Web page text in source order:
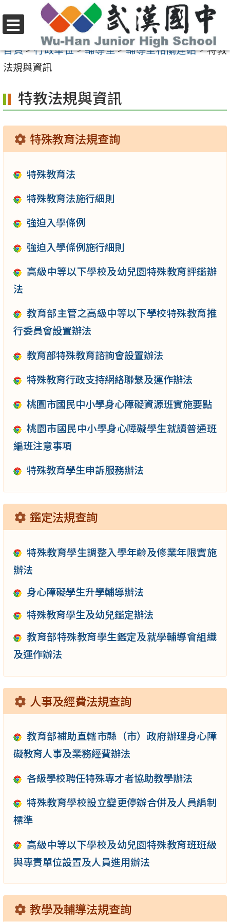
至
要
容
區
選
單
首頁>行政單位>輔導室>輔導室相關連結>特教
法規與資訊
特教法規與資訊
特殊教育法規查詢
特殊教育法
特殊教育法施行細則
強迫入學條例
強迫入學條例施行細則
高級中等以下學校及幼兒園特殊教育評鑑辦
法
教育部主管之高級中等以下學校特殊教育推
行委員會設置辦法
教育部特殊教育諮詢會設置辦法
特殊教育行政支持網絡聯繫及運作辦法
桃園市國民中小學身心障礙資源班實施要點
桃園市國民中小學身心障礙學生就讀普通班
編班注意事項
特殊教育學生申訴服務辦法
鑑定法規查詢
特殊教育學生調整入學年齡及修業年限實施
辦法
身心障礙學生升學輔導辦法
特殊教育學生及幼兒鑑定辦法
教育部特殊教育學生鑑定及就學輔導會組織
及運作辦法
人事及經費法規查詢
教育部補助直轄市縣（市）政府辦理身心障
礙教育人事及業務經費辦法
各級學校聘任特殊專才者協助教學辦法
特殊教育學校設立變更停辦合併及人員編制
標準
高級中等以下學校及幼兒園特殊教育班班級
與專責單位設置及人員進用辦法
教學及輔導法規查詢